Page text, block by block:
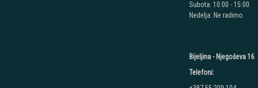
Subota: 10:00 - 15:00
Nedelja: Ne radimo
Bijeljina - Njegoševa 16
Telefoni: